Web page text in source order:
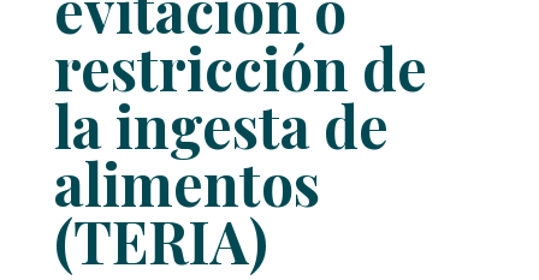
restricción de
la ingesta de
alimentos
(TERIA)